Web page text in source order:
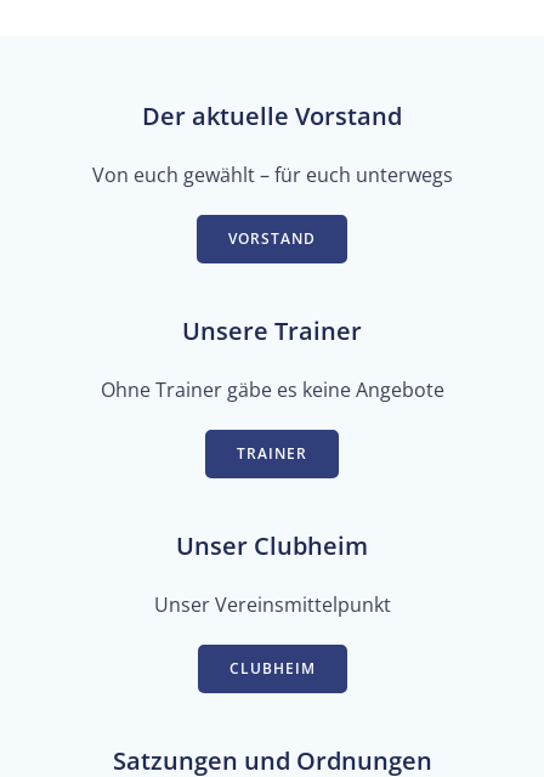
Der aktuelle Vorstand
Von euch gewählt – für euch unterwegs
VORSTAND
Unsere Trainer
Ohne Trainer gäbe es keine Angebote
TRAINER
Unser Clubheim
Unser Vereinsmittelpunkt
CLUBHEIM
Satzungen und Ordnungen